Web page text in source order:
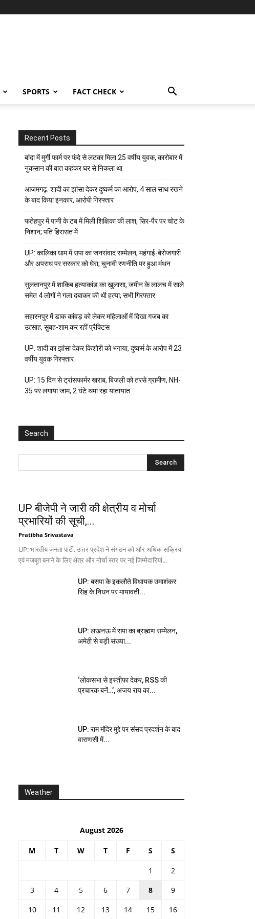
SPORTS FACT CHECK
Recent Posts
बांदा में मुर्गी फार्म पर फंदे से लटका मिला 25 वर्षीय युवक, कारोबार में
नुकसान की बात कहकर घर से निकला था
आजमगढ़: शादी का झांसा देकर दुष्कर्म का आरोप, 4 साल साथ रखने
के बाद किया इनकार, आरोपी गिरफ्तार
फतेहपुर में पानी के टब में मिली शिक्षिका की लाश, सिर-पैर पर चोट के
निशान; पति हिरासत में
UP: कालिका धाम में सपा का जनसंवाद सम्मेलन, महंगाई-बेरोजगारी
और अपराध पर सरकार को घेरा; चुनावी रणनीति पर हुआ मंथन
सुलतानपुर में शाकिब हत्याकांड का खुलासा, जमीन के लालच में साले
समेत 4 लोगों ने गला दबाकर की थी हत्या; सभी गिरफ्तार
सहारनपुर में डाक कांवड़ को लेकर महिलाओं में दिखा गजब का
उत्साह, सुबह-शाम कर रहीं प्रैक्टिस
UP: शादी का झांसा देकर किशोरी को भगाया, दुष्कर्म के आरोप में 23
वर्षीय युवक गिरफ्तार
UP: 15 दिन से ट्रांसफार्मर खराब, बिजली को तरसे ग्रामीण, NH-
35 पर लगाया जाम, 2 घंटे थमा रहा यातायात
Search
UP बीजेपी ने जारी की क्षेत्रीय व मोर्चा
प्रभारियों की सूची,...
Pratibha Srivastava
UP: भारतीय जनता पार्टी, उत्तर प्रदेश ने संगठन को और अधिक सक्रिय
एवं मजबूत बनाने के लिए क्षेत्र और मोर्चा स्तर पर नई जिम्मेदारियां...
UP: बसपा के इकलौते विधायक उमाशंकर
सिंह के निधन पर मायावती...
UP: लखनऊ में सपा का ब्राह्मण सम्मेलन,
अमेठी से बड़ी संख्या...
‘लोकसभा से इस्तीफा देकर, RSS की
प्रचारक बनें…’, अजय राय का...
UP: राम मंदिर मुद्दे पर संसद प्रदर्शन के बाद
वाराणसी में...
Weather
August 2026
M T W T F S S
1
2
3
4 5 6 7 8
9
10
11 12 13 14 15 16